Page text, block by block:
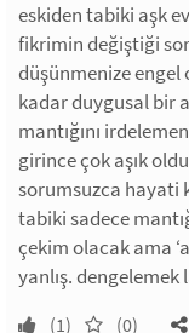
eskiden tabiki aşk
fikrimin değiştiği
düşünmenize engel
kadar duygusal bir
mantığını
girince çok aşık
sorumsuzca hayati
tabiki sadece
çekim olacak ama
yanlış. dengelemek
(1) (0)